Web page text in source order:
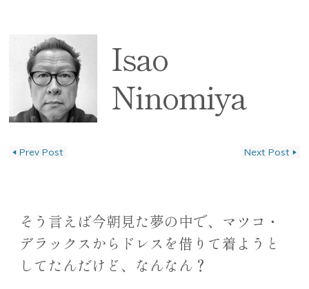
Isao
Ninomiya
◀ Prev Post Next Post ▶
そう言えば今朝見た夢の中で、マツコ・
デラックスからドレスを借りて着ようと
してたんだけど、なんなん？